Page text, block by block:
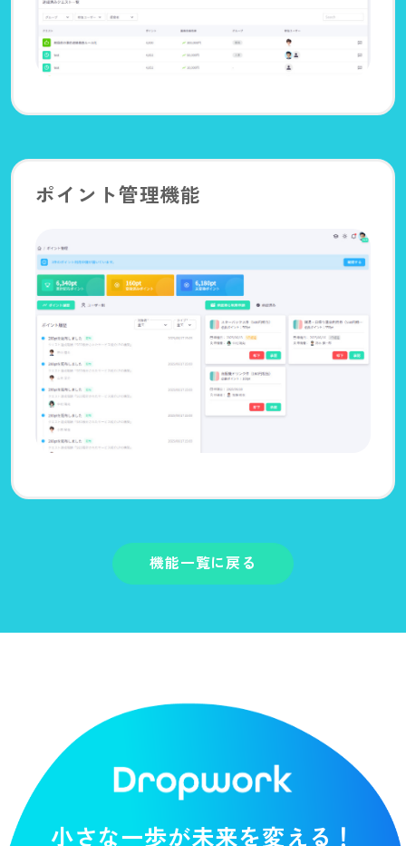
ポイント管理機能
機能一覧に戻る
小さな一歩が未来を変える！